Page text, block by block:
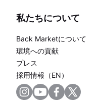
私たちについて
Back Marketについて
環境への貢献
プレス
採用情報（EN）